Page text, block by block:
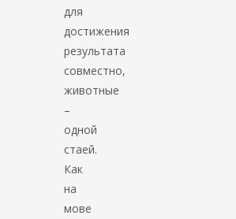
для
достижения
результата
совместно,
животные
–
одной
стаей.
Как
на
мове